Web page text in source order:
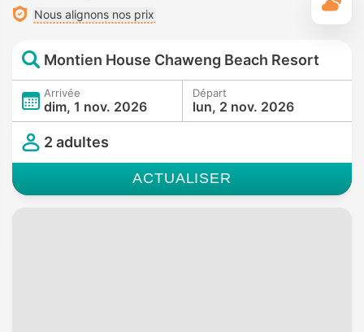
Nous alignons nos prix
Montien House Chaweng Beach Resort
Arrivée
dim, 1 nov. 2026
Départ
lun, 2 nov. 2026
2 adultes
ACTUALISER